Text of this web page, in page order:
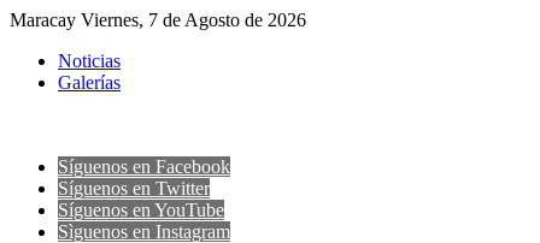
Maracay Viernes, 7 de Agosto de 2026
Noticias
Galerías
Síguenos en Facebook
Síguenos en Twitter
Síguenos en YouTube
Sìguenos en Instagram